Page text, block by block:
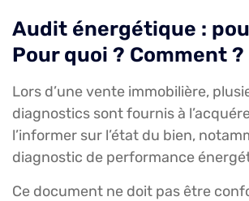
Audit énergétique :
Pour quoi ? Comment ?
Lors d’une vente immobilière,
diagnostics sont fournis à
l’informer sur l’état du bien,
diagnostic de performance
Ce document ne doit pas être